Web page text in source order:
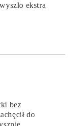
ekstra
bez
do